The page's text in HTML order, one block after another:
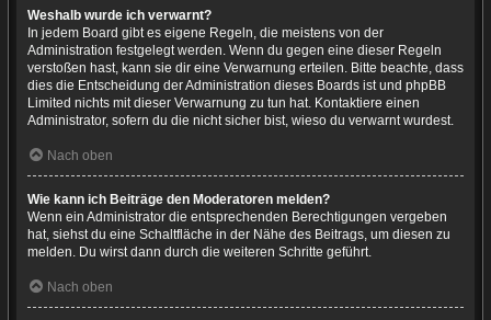
Weshalb wurde ich verwarnt?
In jedem Board gibt es eigene Regeln, die meistens von der
Administration festgelegt werden. Wenn du gegen eine dieser Regeln
verstoßen hast, kann sie dir eine Verwarnung erteilen. Bitte beachte, dass
dies die Entscheidung der Administration dieses Boards ist und phpBB
Limited nichts mit dieser Verwarnung zu tun hat. Kontaktiere einen
Administrator, sofern du die nicht sicher bist, wieso du verwarnt wurdest.
Nach oben
Wie kann ich Beiträge den Moderatoren melden?
Wenn ein Administrator die entsprechenden Berechtigungen vergeben
hat, siehst du eine Schaltfläche in der Nähe des Beitrags, um diesen zu
melden. Du wirst dann durch die weiteren Schritte geführt.
Nach oben